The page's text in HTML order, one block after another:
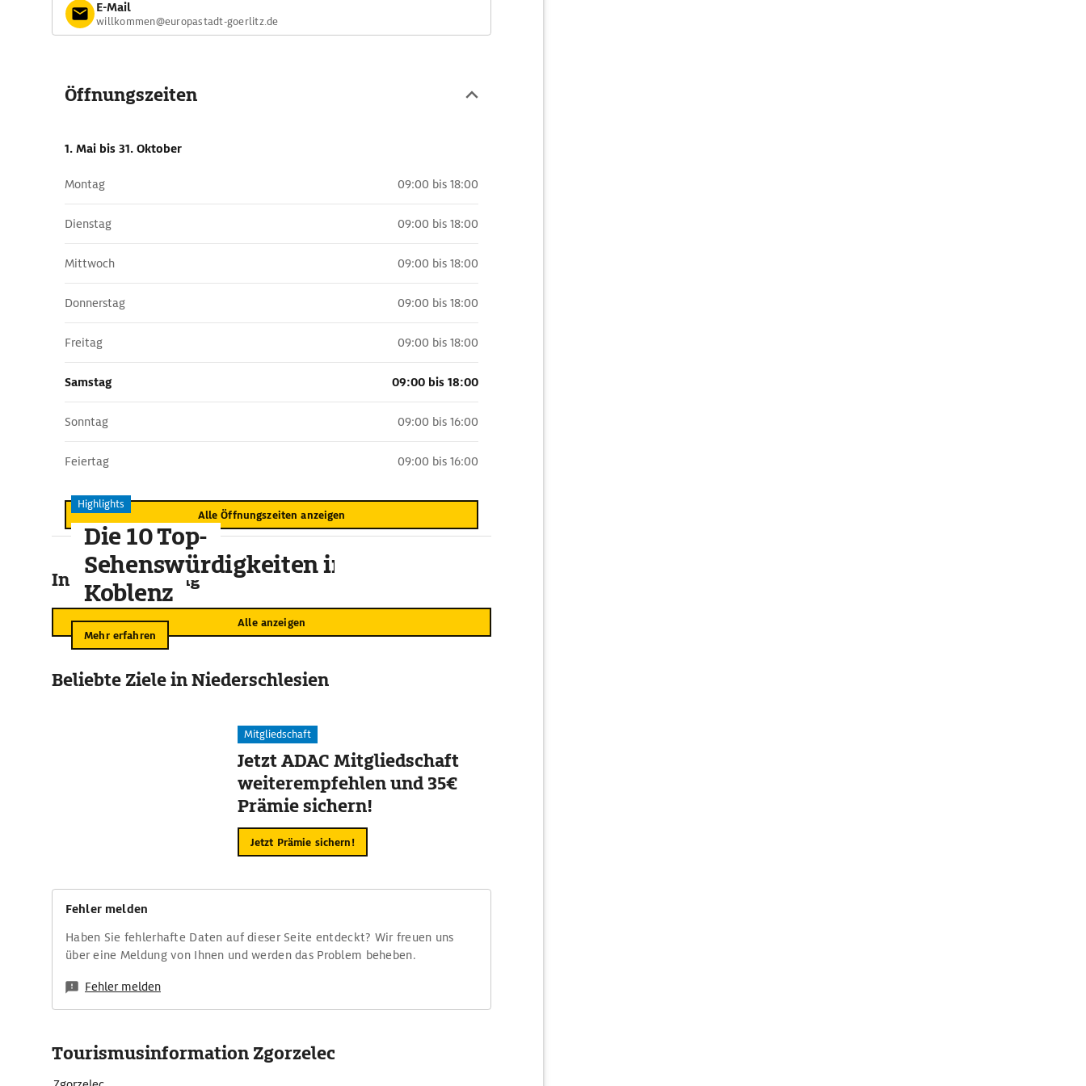
E-Mail
willkommen@europastadt-goerlitz.de
Öffnungszeiten
1. Mai bis 31. Oktober
Montag 09:00 bis 18:00
Dienstag 09:00 bis 18:00
Mittwoch 09:00 bis 18:00
Donnerstag 09:00 bis 18:00
Freitag 09:00 bis 18:00
Samstag 09:00 bis 18:00
Sonntag 09:00 bis 16:00
Feiertag 09:00 bis 16:00
Alle Öffnungszeiten anzeigen
In der Umgebung
Alle anzeigen
Highlights
Die 10 Top-
Sehenswürdigkeiten in
Koblenz
Mehr erfahren
Beliebte Ziele in Niederschlesien
Mitgliedschaft
Jetzt ADAC Mitgliedschaft
weiterempfehlen und 35€
Prämie sichern!
Jetzt Prämie sichern!
Fehler melden
Haben Sie fehlerhafte Daten auf dieser Seite entdeckt? Wir freuen uns
über eine Meldung von Ihnen und werden das Problem beheben.
Fehler melden
Tourismusinformation Zgorzelec